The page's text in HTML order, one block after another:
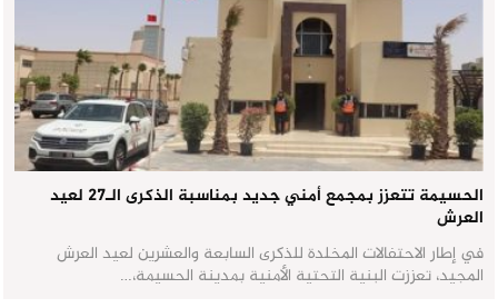
الحسيمة تتعزز بمجمع أمني جديد بمناسبة الذكرى الـ27 لعيد
العرش
في إطار الاحتفالات المخلدة للذكرى السابعة والعشرين لعيد العرش
المجيد، تعززت البنية التحتية الأمنية بمدينة الحسيمة،…